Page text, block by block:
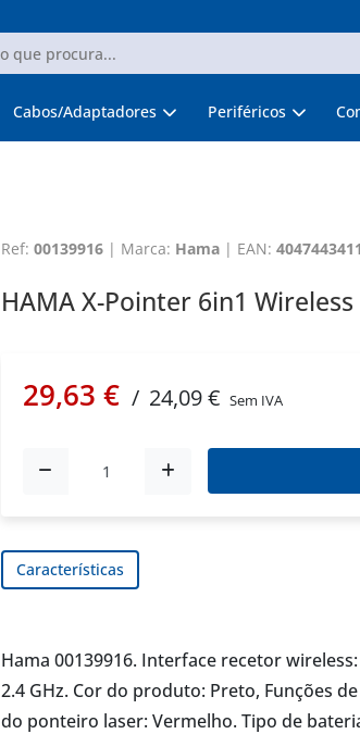
Cabos/Adaptadores Periféricos
Ref: 00139916| Marca: Hama| EAN:
HAMA X-Pointer 6in1
29,63 € / 24,09 € Sem IVA
Características
Hama 00139916. Interface recetor
2.4 GHz. Cor do produto: Preto, Funções
do ponteiro laser: Vermelho. Tipo de